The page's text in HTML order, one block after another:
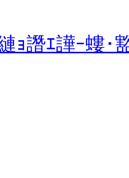
ｮ譖ｴ譁ｰ螻･